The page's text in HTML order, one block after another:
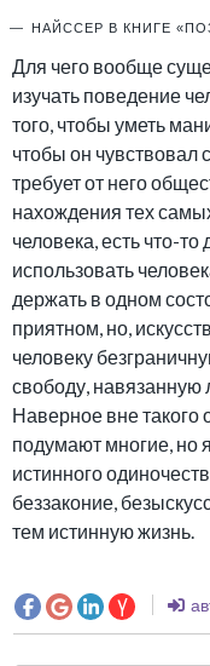
НАЙССЕР В КНИГЕ
Для чего вообще
изучать поведение
того, чтобы уметь
чтобы он чувствовал
требует от него
нахождения тех
человека, есть что-
использовать
держать в одном
приятном, но,
человеку
свободу, навязанную
Наверное вне такого
подумают многие, но
истинного
беззаконие,
тем истинную жизнь.